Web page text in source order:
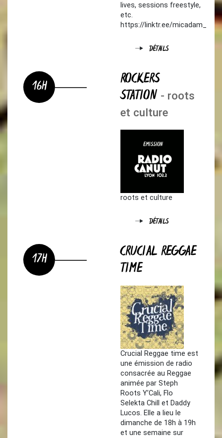
lives, sessions freestyle,
etc.
https://linktr.ee/micadam_
DÉTAILS
16H
ROCKERS
STATION - roots
et culture
roots et culture
DÉTAILS
17H
CRUCIAL REGGAE
TIME
Crucial Reggae time est
une émission de radio
consacrée au Reggae
animée par Steph
Roots Y’Cali, Flo
Selekta Chill et Daddy
Lucos. Elle a lieu le
dimanche de 18h à 19h
et une semaine sur